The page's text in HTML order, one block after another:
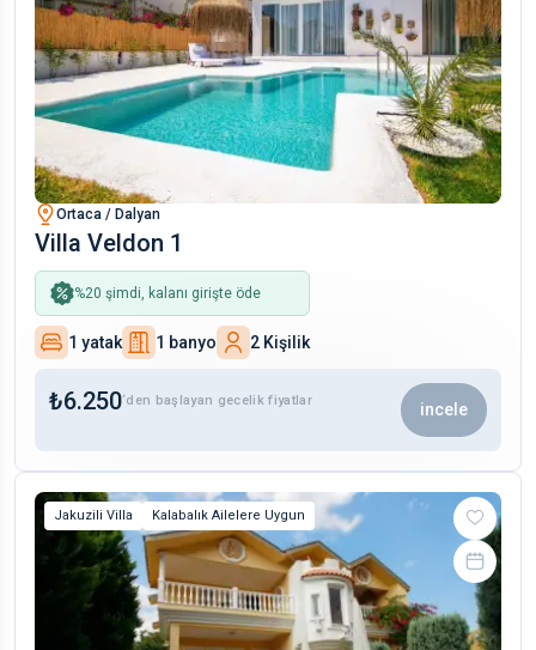
Ortaca / Dalyan
Villa Veldon 1
%20 şimdi, kalanı girişte öde
1 yatak 1 banyo 2 Kişilik
₺6.250‘den başlayan gecelik fiyatlar incele
Jakuzili Villa Kalabalık Ailelere Uygun